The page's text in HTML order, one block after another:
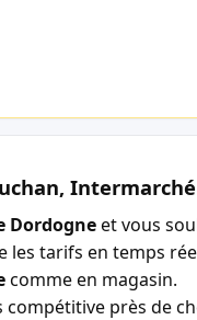
Dordogneet vous
les tarifs en temps
comme en magasin.
compétitive près de